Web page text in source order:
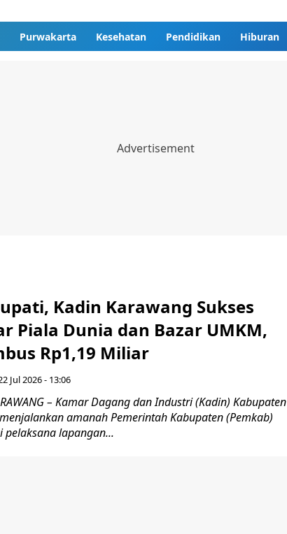
Purwakarta Kesehatan Pendidikan Hiburan
Kadin Karawang Sukses
Piala Dunia dan Bazar UMKM,
Rp1,19 Miliar
Jul 2026 - 13:06
– Kamar Dagang dan Industri (Kadin) Kabupaten
amanah Pemerintah Kabupaten (Pemkab)
pelaksana lapangan...